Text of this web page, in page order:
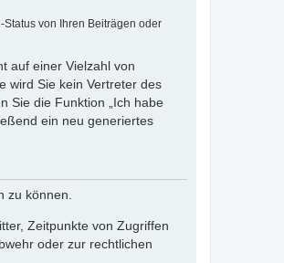
von Ihren Beiträgen oder
auf einer Vielzahl von
wird Sie kein Vertreter des
Sie die Funktion „Ich habe
ein neu generiertes
zu können.
Zeitpunkte von Zugriffen
oder zur rechtlichen